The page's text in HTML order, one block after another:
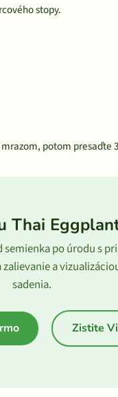
stopy.
potom presaďte
Thai
semienka po úrodu s
a
sadenia.
Zistite